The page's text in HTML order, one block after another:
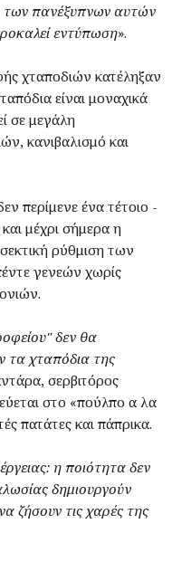
των πανέξυπνων αυτών
εντύπωση».
χταποδιών κατέληξαν
είναι μοναχικά
σε μεγάλη
κανιβαλισμό και
περίμενε ένα τέτοιο -
μέχρι σήμερα η
ρύθμιση των
γενεών χωρίς
δεν θα
τα χταπόδια της
σερβιτόρος
στο «πούλπο α λα
πατάτες και πάπρικα.
η ποιότητα δεν
δημιουργούν
ζήσουν τις χαρές της